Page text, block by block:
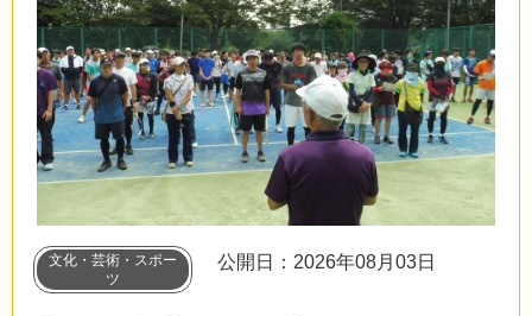
文化・芸術・スポー
ツ
公開日：2026年08月03日